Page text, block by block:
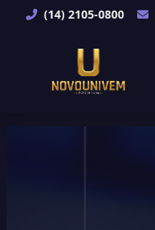
(14) 2105-0800